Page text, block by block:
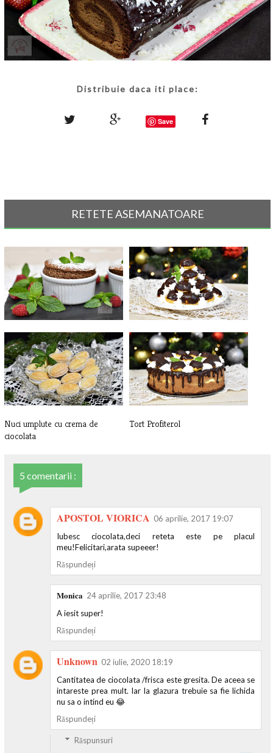
Distribuie daca iti place:
Save
RETETE ASEMANATOARE
Sufleu de ciocolata Profiterol
Nuci umplute cu crema de
ciocolata
Tort Profiterol
5 comentarii :
APOSTOL VIORICA 06 aprilie, 2017 19:07
Iubesc ciocolata,deci reteta este pe placul
meu!Felicitari,arata supeeer!
Răspundeți
Monica 24 aprilie, 2017 23:48
A iesit super!
Răspundeți
Unknown 02 iulie, 2020 18:19
Cantitatea de ciocolata /frisca este gresita. De aceea se
intareste prea mult. Iar la glazura trebuie sa fie lichida
nu sa o intind eu 😂
Răspundeți
Răspunsuri